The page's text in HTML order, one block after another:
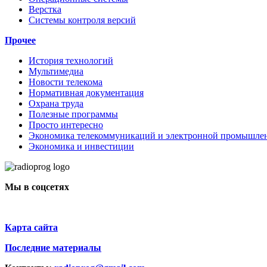
Верстка
Системы контроля версий
Прочее
История технологий
Мультимедиа
Новости телекома
Нормативная документация
Охрана труда
Полезные программы
Просто интересно
Экономика телекоммуникаций и электронной
Экономика и инвестиции
Мы в соцсетях
Карта сайта
Последние материалы